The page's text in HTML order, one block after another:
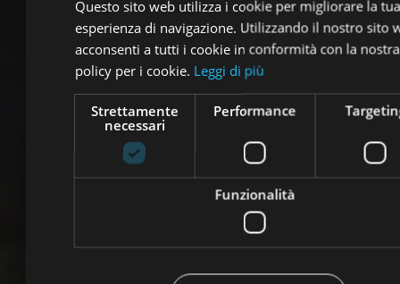
Questo sito web utilizza i cookie per migliorare la tua
esperienza di navigazione. Utilizzando il nostro sito
acconsenti a tutti i cookie in conformità con la nostra
policy per i cookie. Leggi di più
Strettamente
necessari
Performance
Funzionalità